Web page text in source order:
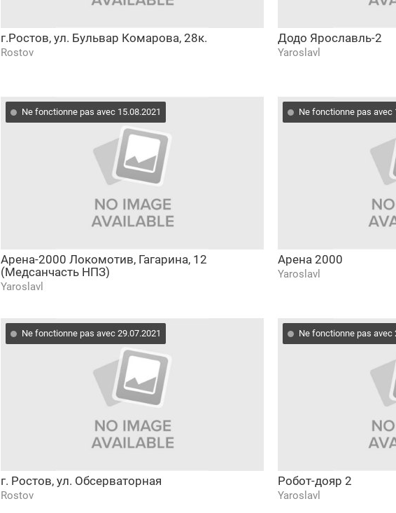
г.Ростов, ул. Бульвар Комарова, 28к.
Rostov
Додо Ярославль-2
Yaroslavl
Ne fonctionne pas avec 15.08.2021
Арена-2000 Локомотив, Гагарина, 12
(Медсанчасть НПЗ)
Yaroslavl
Ne fonctionne pas avec
Арена 2000
Yaroslavl
Ne fonctionne pas avec 29.07.2021
г. Ростов, ул. Обсерваторная
Rostov
Ne fonctionne pas avec
Робот-дояр 2
Yaroslavl